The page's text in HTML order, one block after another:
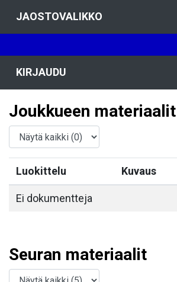
JAOSTOVALIKKO
KIRJAUDU
Joukkueen materiaalit
Luokittelu Kuvaus
Ei dokumentteja
Seuran materiaalit